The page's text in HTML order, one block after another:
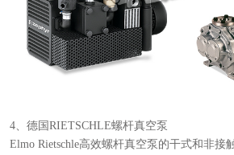
4、德国RIETSCHLE螺杆真空泵
Elmo Rietschle高效螺杆真空泵的干式和非接